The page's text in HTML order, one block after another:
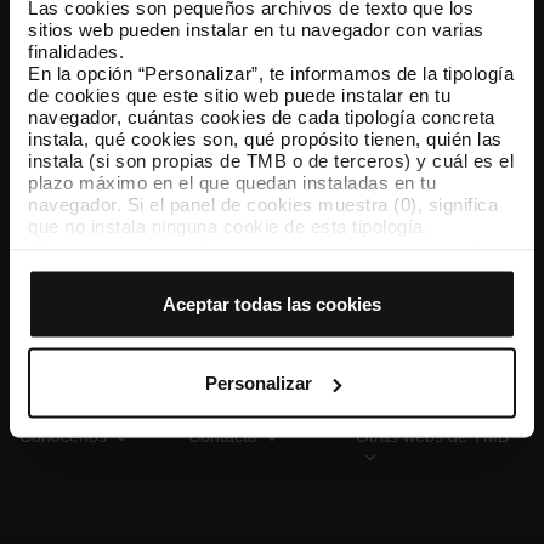
Las cookies son pequeños archivos de texto que los
sitios web pueden instalar en tu navegador con varias
finalidades.
En la opción “Personalizar”, te informamos de la tipología
de cookies que este sitio web puede instalar en tu
navegador, cuántas cookies de cada tipología concreta
instala, qué cookies son, qué propósito tienen, quién las
instala (si son propias de TMB o de terceros) y cuál es el
plazo máximo en el que quedan instaladas en tu
navegador. Si el panel de cookies muestra (0), significa
que no instala ninguna cookie de esta tipología.
que todas estas cookies se instalen en tu navegador.
tipología de cookies permite indicar si quieres que se
instalen o no las cookies de esa clase.
Una vez que hayas marcado tus preferencias, debes
hacer clic en “Seleccionar y configurar”. Así se instalarán
previamente. Te sugerimos que selecciones las cookies
de personalización, porque permiten recordar tus
opciones de navegación (como el idioma) y mejoran tu
Aceptar todas las cookies
Personalizar
TMB App
Descárgate TMB App y compra tus billetes
App Store Google Play
Conócenos Contacta Otras webs de TMB